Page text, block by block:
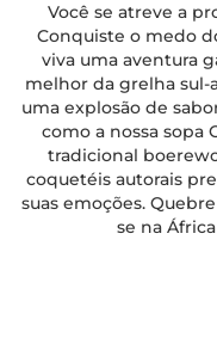
Você se atreve a
Conquiste o medo
viva uma aventura
melhor da grelha sul-
uma explosão de
como a nossa sopa
tradicional
coquetéis autorais
suas emoções.
se na